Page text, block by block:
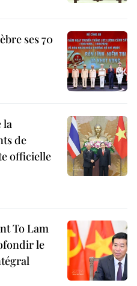
ses 70
la
de
officielle
To Lam
le